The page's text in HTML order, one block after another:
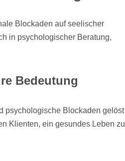
Blockaden auf seelischer
in psychologischer Beratung,
Bedeutung
psychologische Blockaden gelöst
Klienten, ein gesundes Leben zu